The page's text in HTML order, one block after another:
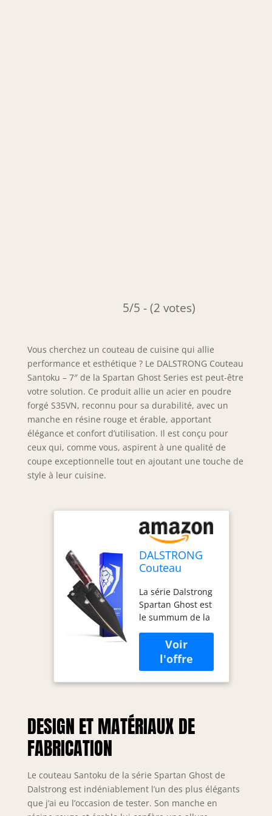
5/5 - (2 votes)
Vous cherchez un couteau de cuisine qui allie
performance et esthétique ? Le DALSTRONG Couteau
Santoku – 7″ de la Spartan Ghost Series est peut-être
votre solution. Ce produit allie un acier en poudre
forgé S35VN, reconnu pour sa durabilité, avec un
manche en résine rouge et érable, apportant
élégance et confort d’utilisation. Il est conçu pour
ceux qui, comme vous, aspirent à une qualité de
coupe exceptionnelle tout en ajoutant une touche de
style à leur cuisine.
DALSTRONG
Couteau
Spartan Ghost
Series - Acier
En Poudre
Forgé S35VN -
Manche En
Résine Rouge
Et Érable -
Gaine
La série Dalstrong
Spartan Ghost est
le summum de la
forge culinaire.
Méthodiquement
conçus jusque
dans les moindres
détails, ces
sont l'expression
ultime de la
couteau Santoku
est une triple
menace ultra-
polyvalente,
DESIGN ET MATÉRIAUX DE
FABRICATION
Le couteau Santoku de la série Spartan Ghost de
Dalstrong est indéniablement l’un des plus élégants
que j’ai eu l’occasion de tester. Son manche en